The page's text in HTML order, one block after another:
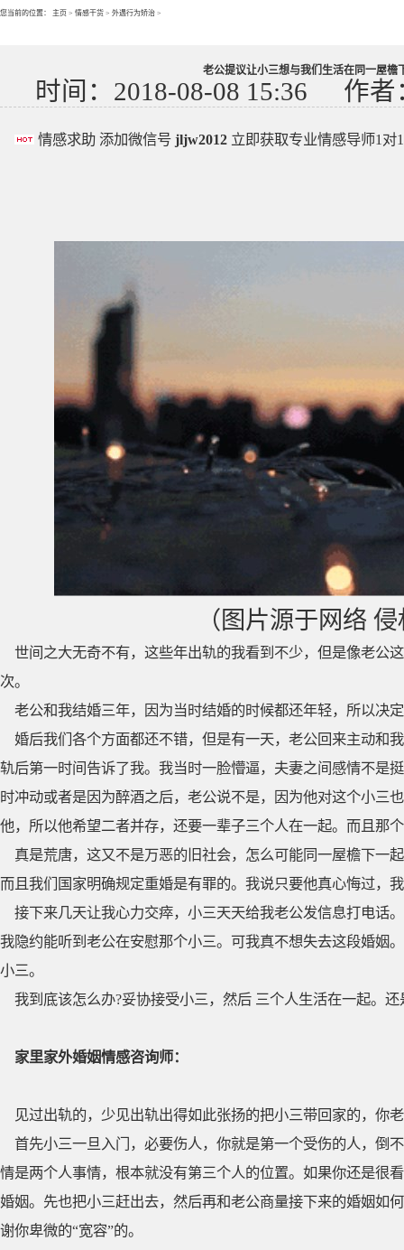
您当前的位置： 主页 > 情感干货 > 外遇行为矫治 >
老公提议让小三想与我们生活在同一屋檐
时间：2018-08-08 15:36 作者
情感求助 添加微信号 jljw2012 立即获取专业情感导师1对
（图片源于网络
世间之大无奇不有，这些年出轨的我看到不少，但是像老公
次。
老公和我结婚三年，因为当时结婚的时候都还年轻，所以决
婚后我们各个方面都还不错，但是有一天，老公回来主动和
轨后第一时间告诉了我。我当时一脸懵逼，夫妻之间感情不是
时冲动或者是因为醉酒之后，老公说不是，因为他对这个小三
他，所以他希望二者并存，还要一辈子三个人在一起。而且那
真是荒唐，这又不是万恶的旧社会，怎么可能同一屋檐下一
而且我们国家明确规定重婚是有罪的。我说只要他真心悔过，
接下来几天让我心力交瘁，小三天天给我老公发信息打电话
我隐约能听到老公在安慰那个小三。可我真不想失去这段婚姻
小三。
我到底该怎么办?妥协接受小三，然后 三个人生活在一起。
家里家外婚姻情感咨询师：
见过出轨的，少见出轨出得如此张扬的把小三带回家的，你
首先小三一旦入门，必要伤人，你就是第一个受伤的人，倒
情是两个人事情，根本就没有第三个人的位置。如果你还是很
婚姻。先也把小三赶出去，然后再和老公商量接下来的婚姻如
谢你卑微的“宽容”的。